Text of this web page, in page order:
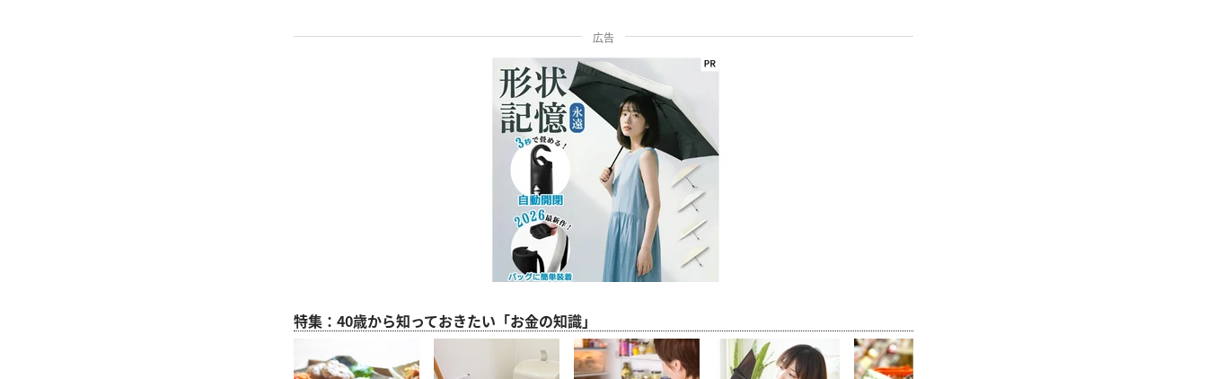
広告
特集：40歳から知っておきたい「お金の知識」